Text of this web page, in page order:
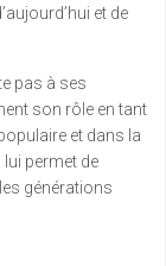
et de
pas à ses
son rôle en tant
et dans la
permet de
générations